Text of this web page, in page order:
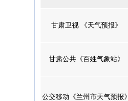
甘肃卫视 《天气预报》
甘肃公共《百姓气象站》
公交移动《兰州市天气预报》